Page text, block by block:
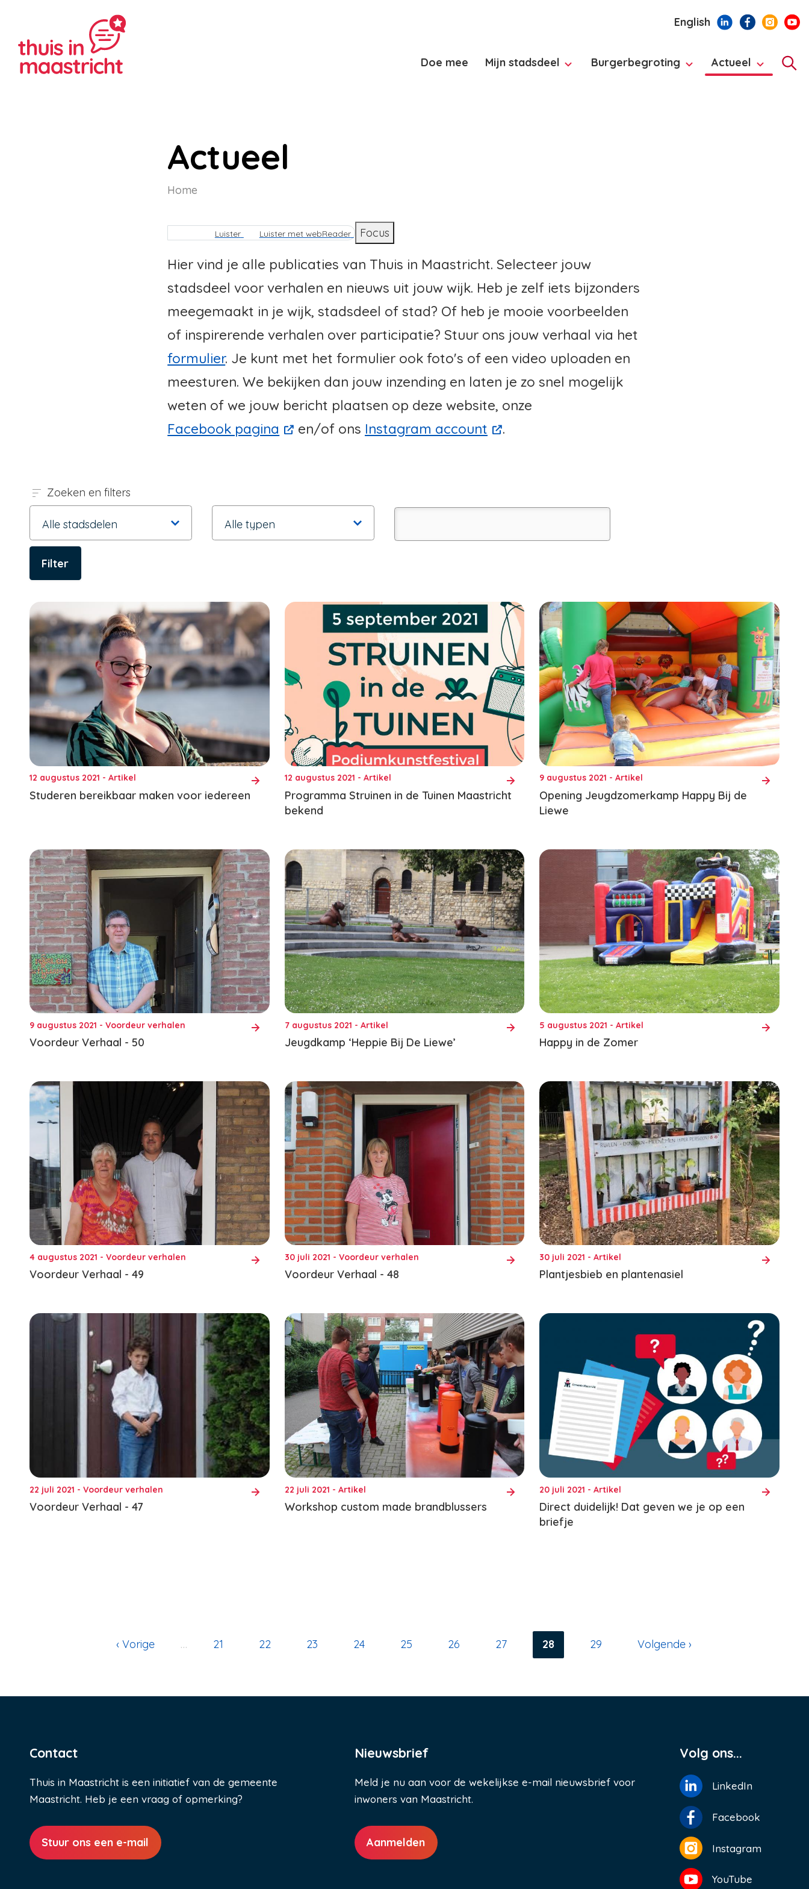
English
Doe mee Mijn stadsdeel Burgerbegroting Actueel
Actueel
Kruimelpad
Home
Luister Luister met webReader Focus
Hier vind je alle publicaties van Thuis in Maastricht. Selecteer jouw
stadsdeel voor verhalen en nieuws uit jouw wijk. Heb je zelf iets bijzonders
meegemaakt in je wijk, stadsdeel of stad? Of heb je mooie voorbeelden
of inspirerende verhalen over participatie? Stuur ons jouw verhaal via het
formulier. Je kunt met het formulier ook foto's of een video uploaden en
meesturen. We bekijken dan jouw inzending en laten je zo snel mogelijk
weten of we jouw bericht plaatsen op deze website, onze
Facebook pagina
en/of ons Instagram account .
Zoeken en filters
12 augustus 2021 - Artikel
Studeren bereikbaar maken voor iedereen
12 augustus 2021 - Artikel
Programma Struinen in de Tuinen Maastricht
bekend
9 augustus 2021 - Artikel
Opening Jeugdzomerkamp Happy Bij de
Liewe
9 augustus 2021 - Voordeur verhalen
Voordeur Verhaal - 50
7 augustus 2021 - Artikel
Jeugdkamp ‘Heppie Bij De Liewe’
5 augustus 2021 - Artikel
Happy in de Zomer
4 augustus 2021 - Voordeur verhalen
Voordeur Verhaal - 49
30 juli 2021 - Voordeur verhalen
Voordeur Verhaal - 48
30 juli 2021 - Artikel
Plantjesbieb en plantenasiel
22 juli 2021 - Voordeur verhalen
Voordeur Verhaal - 47
22 juli 2021 - Artikel
Workshop custom made brandblussers
20 juli 2021 - Artikel
Direct duidelijk! Dat geven we je op een
briefje
Vorige
pagina
‹ Vorige … Pagina
21 Pagina
22 Pagina
23 Pagina
24 Pagina
25 Pagina
26 Pagina
27 Huidige
pagina
28 Pagina
29 Volgende
pagina
Volgende ›
Contact
Thuis in Maastricht is een initiatief van de gemeente
Maastricht. Heb je een vraag of opmerking?
Stuur ons een e-mail
Nieuwsbrief
Meld je nu aan voor de wekelijkse e-mail nieuwsbrief voor
inwoners van Maastricht.
Aanmelden
Volg ons...
LinkedIn
Facebook
Instagram
YouTube